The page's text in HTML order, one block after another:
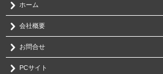
ホーム
会社概要
お問合せ
PCサイト